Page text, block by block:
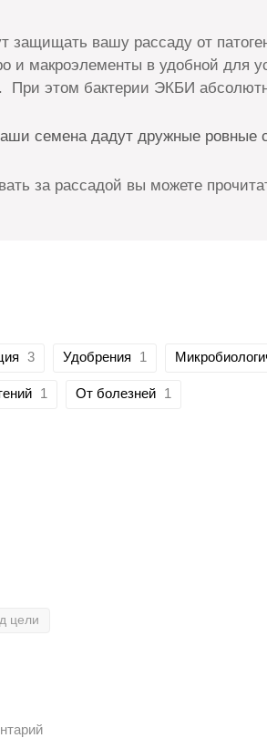
защищать вашу рассаду от
и макроэлементы в удобной для
При этом бактерии ЭКБИ
семена дадут дружные ровные
за рассадой вы можете
3 Удобрения 1
1 От болезней 1
цели